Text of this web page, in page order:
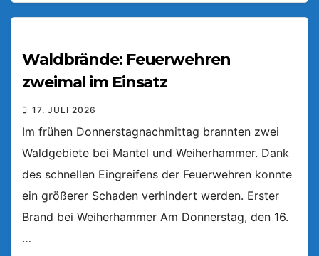
Waldbrände: Feuerwehren
zweimal im Einsatz
17. JULI 2026
Im frühen Donnerstagnachmittag brannten zwei
Waldgebiete bei Mantel und Weiherhammer. Dank
des schnellen Eingreifens der Feuerwehren konnte
ein größerer Schaden verhindert werden. Erster
Brand bei Weiherhammer Am Donnerstag, den 16.
…